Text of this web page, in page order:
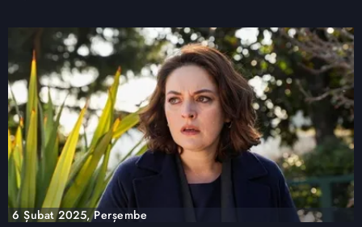
6 Şubat 2025, Perşembe